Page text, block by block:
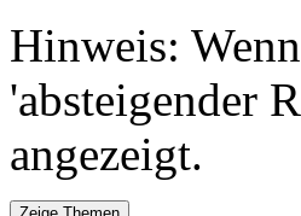
Hinweis:
'absteigender
angezeigt.